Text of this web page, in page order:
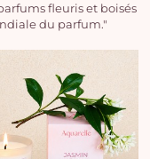
fleuris et boisés
du parfum."